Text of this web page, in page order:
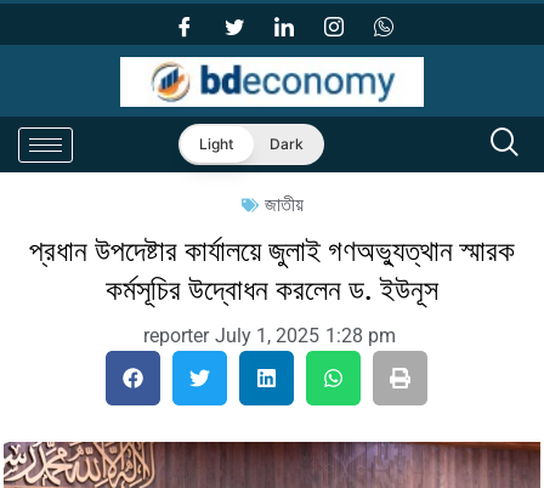
Light Dark
জাতীয়
প্রধান উপদেষ্টার কার্যালয়ে জুলাই গণঅভ্যুত্থান স্মারক
কর্মসূচির উদ্বোধন করলেন ড. ইউনূস
reporter July 1, 2025 1:28 pm